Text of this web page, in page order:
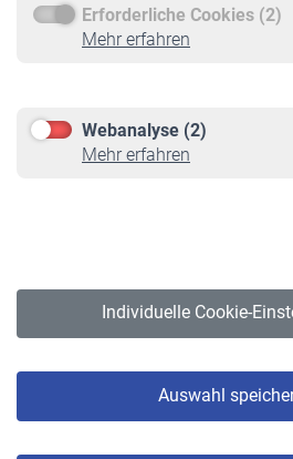
Erforderliche Cookies (2)
Mehr erfahren
Webanalyse (2)
Mehr erfahren
Individuelle Cookie-
Auswahl
Service
Informationen
Online-Rechner
VBLnewsletter
Erklärung zur Barrierefreiheit